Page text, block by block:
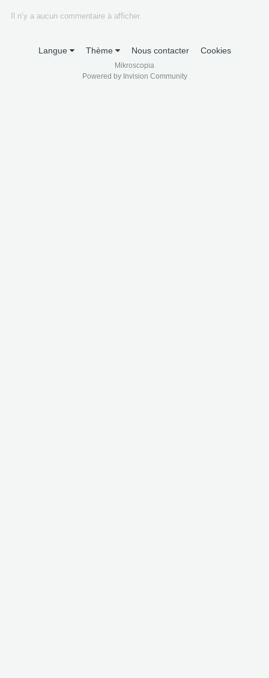
Il n’y a aucun commentaire à afficher.
Langue Thème Nous contacter Cookies
Mikroscopia
Powered by Invision Community